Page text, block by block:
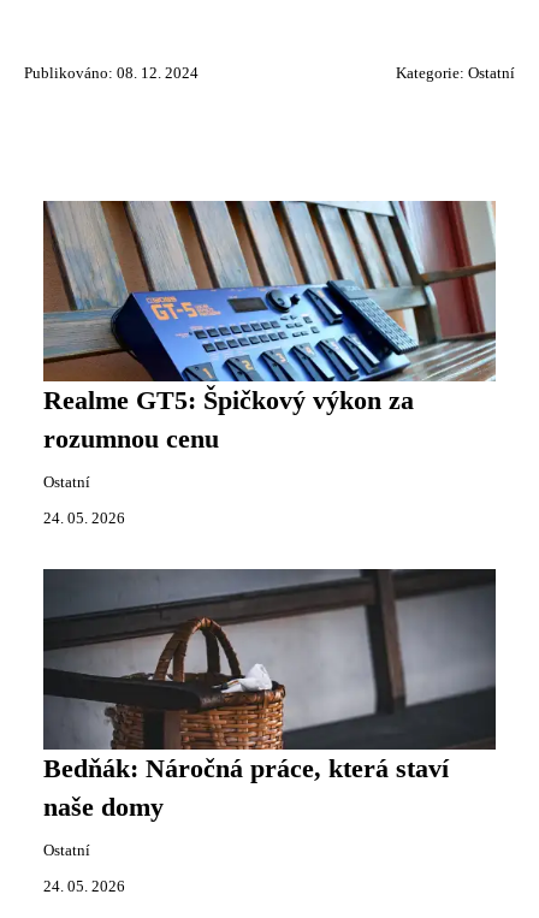
Publikováno: 08. 12. 2024 Kategorie: Ostatní
Realme GT5: Špičkový výkon za
rozumnou cenu
Ostatní
24. 05. 2026
Bedňák: Náročná práce, která staví
naše domy
Ostatní
24. 05. 2026